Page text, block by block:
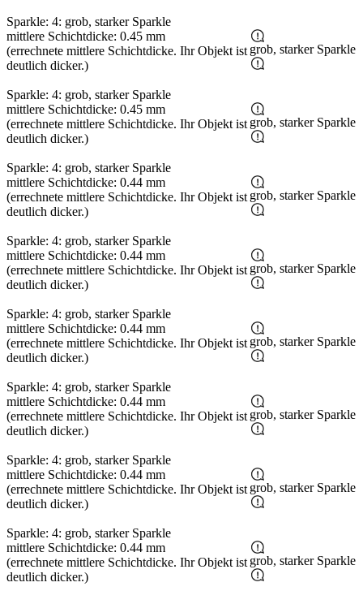
Sparkle: 4: grob, starker Sparkle
mittlere Schichtdicke: 0.45 mm
(errechnete mittlere Schichtdicke. Ihr Objekt ist
deutlich dicker.)
Sparkle: 4: grob, starker Sparkle
grob, starker Sparkle
mittlere Schichtdicke: 0.45 mm
(errechnete mittlere Schichtdicke. Ihr Objekt ist
deutlich dicker.)
Sparkle: 4: grob, starker Sparkle
grob, starker Sparkle
mittlere Schichtdicke: 0.44 mm
(errechnete mittlere Schichtdicke. Ihr Objekt ist
deutlich dicker.)
Sparkle: 4: grob, starker Sparkle
grob, starker Sparkle
mittlere Schichtdicke: 0.44 mm
(errechnete mittlere Schichtdicke. Ihr Objekt ist
deutlich dicker.)
Sparkle: 4: grob, starker Sparkle
grob, starker Sparkle
mittlere Schichtdicke: 0.44 mm
(errechnete mittlere Schichtdicke. Ihr Objekt ist
deutlich dicker.)
Sparkle: 4: grob, starker Sparkle
grob, starker Sparkle
mittlere Schichtdicke: 0.44 mm
(errechnete mittlere Schichtdicke. Ihr Objekt ist
deutlich dicker.)
Sparkle: 4: grob, starker Sparkle
grob, starker Sparkle
mittlere Schichtdicke: 0.44 mm
(errechnete mittlere Schichtdicke. Ihr Objekt ist
deutlich dicker.)
Sparkle: 4: grob, starker Sparkle
grob, starker Sparkle
mittlere Schichtdicke: 0.44 mm
(errechnete mittlere Schichtdicke. Ihr Objekt ist
deutlich dicker.)
grob, starker Sparkle